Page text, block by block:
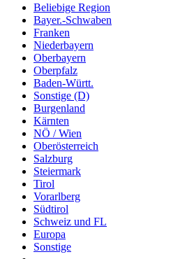
Beliebige Region
Bayer.-Schwaben
Franken
Niederbayern
Oberbayern
Oberpfalz
Baden-Württ.
Sonstige (D)
Burgenland
Kärnten
NÖ / Wien
Oberösterreich
Salzburg
Steiermark
Tirol
Vorarlberg
Südtirol
Schweiz und FL
Europa
Sonstige